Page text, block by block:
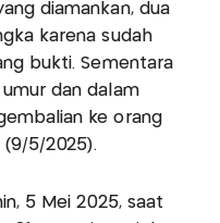
diamankan, dua
karena sudah
bukti. Sementara
dan dalam
ke orang
(9/5/2025).
5 Mei 2025, saat